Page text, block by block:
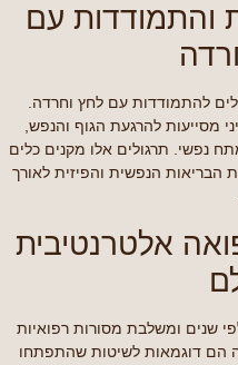
והתמודדות עם
להתמודדות עם לחץ וחרדה.
מסייעות להרגעת הגוף והנפש,
נפשי. תרגולים אלו מקנים כלים
הנפשית והפיזית לאורך
אלטרנטיבית
שנים ומשלבת מסורות רפואיות
הם דוגמאות לשיטות שהתפתחו